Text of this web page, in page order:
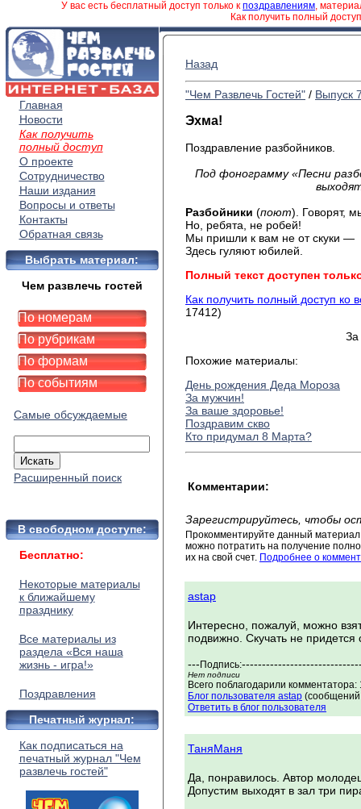
У вас есть бесплатный доступ только к поздравлениям,
Как получить полный
Главная
Новости
Как получить
полный доступ
О проекте
Сотрудничество
Наши издания
Вопросы и ответы
Контакты
Обратная связь
Выбрать материал:
Чем развлечь гостей
По номерам
По рубрикам
По формам
По событиям
Самые обсуждаемые
Расширенный поиск
В свободном доступе:
Бесплатно:
Некоторые материалы
к ближайшему
празднику
Все материалы из
раздела «Вся наша
жизнь - игра!»
Поздравления
Печатный журнал:
Как подписаться на
печатный журнал "Чем
развлечь гостей"
Назад
"Чем Развлечь Гостей" / Выпуск
Эхма!
Поздравление разбойников.
Под фонограмму «Песни
Разбойники (поют). Говорят,
Но, ребята, не робей!
Мы пришли к вам не от скуки —
Здесь гуляют юбилей.
Полный текст доступен
Как получить полный доступ ко
17412)
За
Похожие материалы:
День рождения Деда Мороза
За мужчин!
За ваше здоровье!
Поздравим скво
Кто придумал 8 Марта?
Комментарии:
Зарегистрируйтесь, чтобы
Прокомментируйте данный
можно потратить на получение
их на свой счет. Подробнее о
astap
Интересно, пожалуй, можно
подвижно. Скучать не
--- Подпись:
Нет подписи
Всего поблагодарили
Блог пользователя astap
Ответить в блог пользователя
ТаняМаня
Да, понравилось. Автор
Допустим выходят в зал три